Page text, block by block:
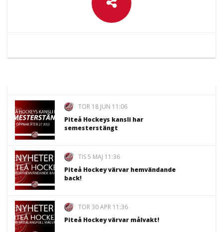
TOR 18 JUN 11:06
Piteå Hockeys kansli har
semesterstängt
TIS 5 MAJ 11:36
Piteå Hockey värvar hemvändande
back!
TOR 30 APR 11:36
Piteå Hockey värvar målvakt!